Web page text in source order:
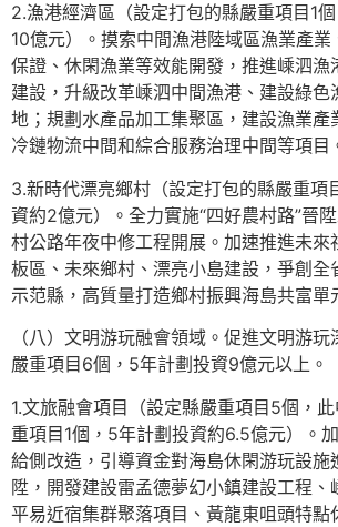
2.漁港經濟區（設定打包的縣嚴重項目1
10億元）。摸索中間漁港陸域區漁業產
保證、休閑漁業等效能開發，推進嵊泗漁
建設，升級改革嵊泗中間漁港、建設綠色
地；規劃水產品加工集聚區，建設漁業產
冷鏈物流中間和綜合服務治理中間等項目
3.新時代漂亮鄉村（設定打包的縣嚴重項
資約2億元）。全力實施“四好農村路”晉
村公路年夜中修工程開展。加速推進未來
板區、未來鄉村、漂亮小島建設，爭創全
示范縣，高質量打造鄉村振興海島共富單
（八）文明游玩融會領域。促進文明游
嚴重項目6個，5年計劃投資9億元以上。
1.文旅融會項目（設定縣嚴重項目5個，
重項目1個，5年計劃投資約6.5億元）。
給側改造，引導資金對海島休閑游玩設施
陞，開發建設雷孟德夢幻小鎮建設工程、
平易近宿集群聚落項目、黃龍東咀頭特點